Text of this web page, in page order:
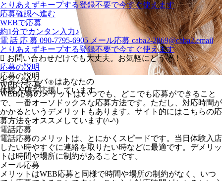
キャバキャバⓇ はあなたの
体験入店を応援しています
とりあえずキープする登録不要で今すぐ使えます
応募確認へ進む
WEBで応募
約1分でカンタン入力♪
電 話 応 募 090-7795-6905 メール応募 caba2-2869@caba2.email
とりあえずキープする登録不要で今すぐ使えます
お問い合わせだけでも大丈夫。お気軽にどうぞ！
応募の説明
応募の説明
WEBで応募
WEB応募のメリットはいつでも、どこでも応募ができること
で、一番オーソドックスな応募方法です。ただし、対応時間が
かかるというデメリットもあります。サイト的にはこちらの応
募方法をオススメしています(^-^)
電話応募
電話応募のメリットは、とにかくスピードです。当日体験入店
したい時やすぐに連絡を取りたい時などに最適です。デメリッ
トは時間や場所に制約があることです。
メール応募
メリットはWEB応募と同様で時間や場所の制約がなく、いつ